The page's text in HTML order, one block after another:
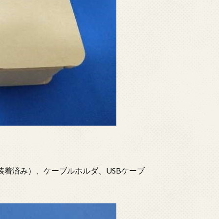
済み）、ケーブルホルダ、USBケーブ